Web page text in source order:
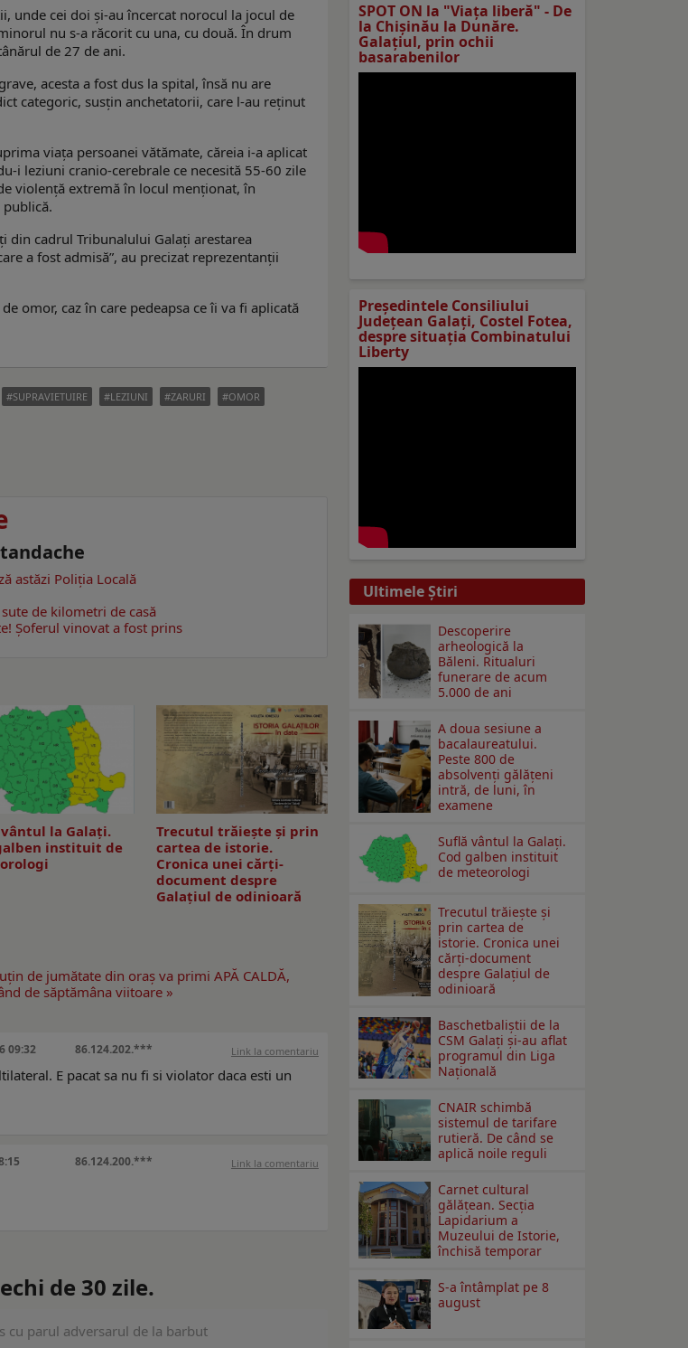
unde cei doi și-au încercat norocul la jocul de
nu s-a răcorit cu una, cu două. În drum
de 27 de ani.
acesta a fost dus la spital, însă nu are
categoric, susțin anchetatorii, care l-au reținut
viaţa persoanei vătămate, căreia i-a aplicat
i leziuni cranio-cerebrale ce necesită 55-60 zile
violenţă extremă în locul menţionat, în
din cadrul Tribunalului Galaţi arestarea
a fost admisă”, au precizat reprezentanții
omor, caz în care pedeapsa ce îi va fi aplicată
SUPRAVIETUIRE LEZIUNI ZARURI OMOR
astăzi Poliția Locală
de kilometri de casă
Șoferul vinovat a fost prins
la Galaţi.
instituit de
Trecutul trăiește și prin
cartea de istorie.
Cronica unei cărți-
document despre
Galațiul de odinioară
de jumătate din oraş va primi APĂ CALDĂ,
de săptămâna viitoare »
09:32 86.124.202.*** Link la comentariu
E pacat sa nu fi si violator daca esti un
86.124.200.*** Link la comentariu
de 30 zile.
cu parul adversarul de la barbut
SPOT ON la "Viaţa liberă" - De
la Chișinău la Dunăre.
Galațiul, prin ochii
basarabenilor
Preşedintele Consiliului
Judeţean Galaţi, Costel Fotea,
despre situaţia Combinatului
Liberty
Ultimele Ştiri
Descoperire
arheologică la
Băleni. Ritualuri
funerare de acum
5.000 de ani
A doua sesiune a
bacalaureatului.
Peste 800 de
absolvenţi gălăţeni
intră, de luni, în
examene
Suflă vântul la Galaţi.
Cod galben instituit
de meteorologi
Trecutul trăiește și
prin cartea de
istorie. Cronica unei
cărți-document
despre Galațiul de
odinioară
Baschetbaliștii de la
CSM Galați și-au aflat
programul din Liga
Națională
CNAIR schimbă
sistemul de tarifare
rutieră. De când se
aplică noile reguli
Carnet cultural
gălăţean. Secţia
Lapidarium a
Muzeului de Istorie,
închisă temporar
S-a întâmplat pe 8
august